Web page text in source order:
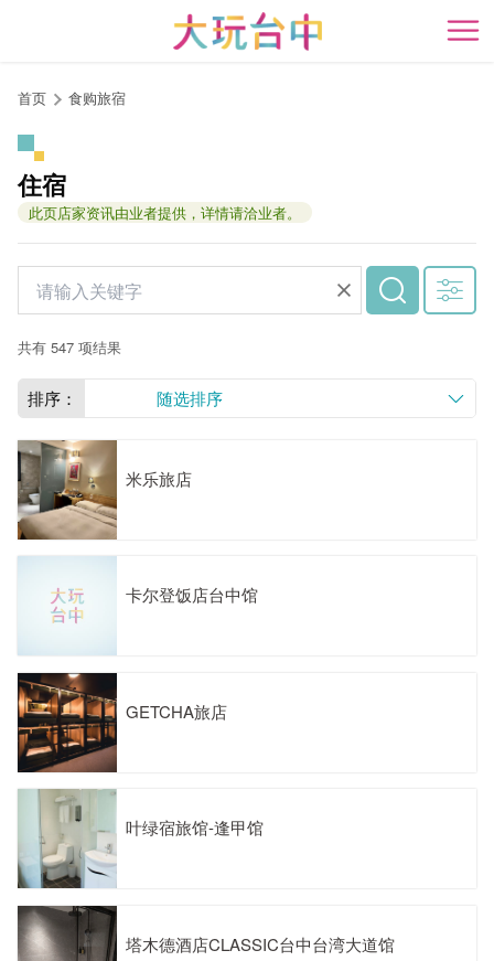
开
首页 食购旅宿
住宿
此页店家资讯由业者提供，详情请洽业者。
共有 547 项结果
排序： 随选排序
米乐旅店
卡尔登饭店台中馆
GETCHA旅店
叶绿宿旅馆-逢甲馆
塔木德酒店CLASSIC台中台湾大道馆